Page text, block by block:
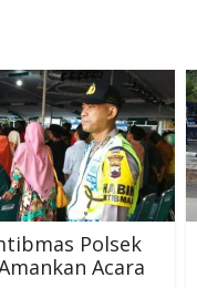
Polsek
Acara